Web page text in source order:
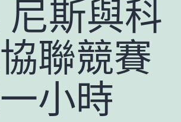
尼斯與科
聯競賽
小時